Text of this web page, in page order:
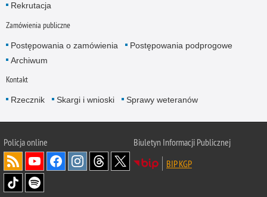
Rekrutacja
Zamówienia publiczne
Postępowania o zamówienia
Postępowania podprogowe
Archiwum
Kontakt
Rzecznik Skargi i wnioski Sprawy weteranów
Policjaonline
Biuletyn Informacji Publicznej
BIP KGP